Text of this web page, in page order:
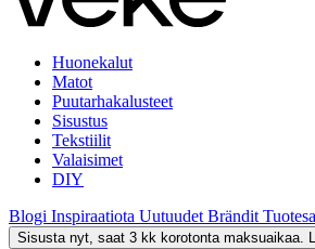
Huonekalut
Matot
Puutarhakalusteet
Sisustus
Tekstiilit
Valaisimet
DIY
Blogi Inspiraatiota Uutuudet Brändit
Sisusta nyt, saat 3 kk korotonta maksuaikaa.